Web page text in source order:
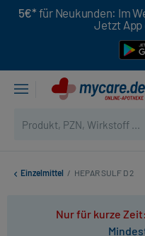
5€* für Neukunden: Im
Jetzt App
Einzelmittel / HEPAR SULF D 2
Nur für kurze Zeit: